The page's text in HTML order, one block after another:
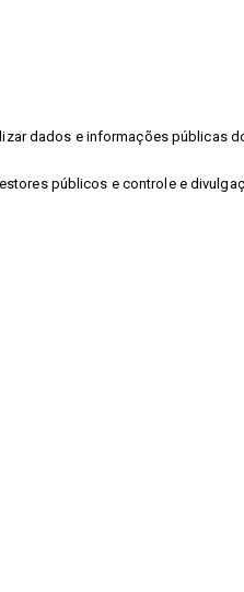
dados e informações públicas
públicos e controle e